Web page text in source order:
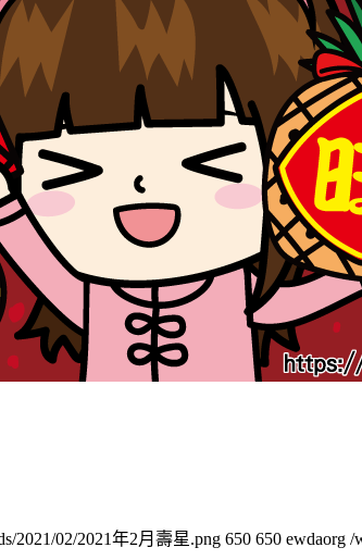
2021/02/2021年2月壽星.png 650 650 ewdaorg /